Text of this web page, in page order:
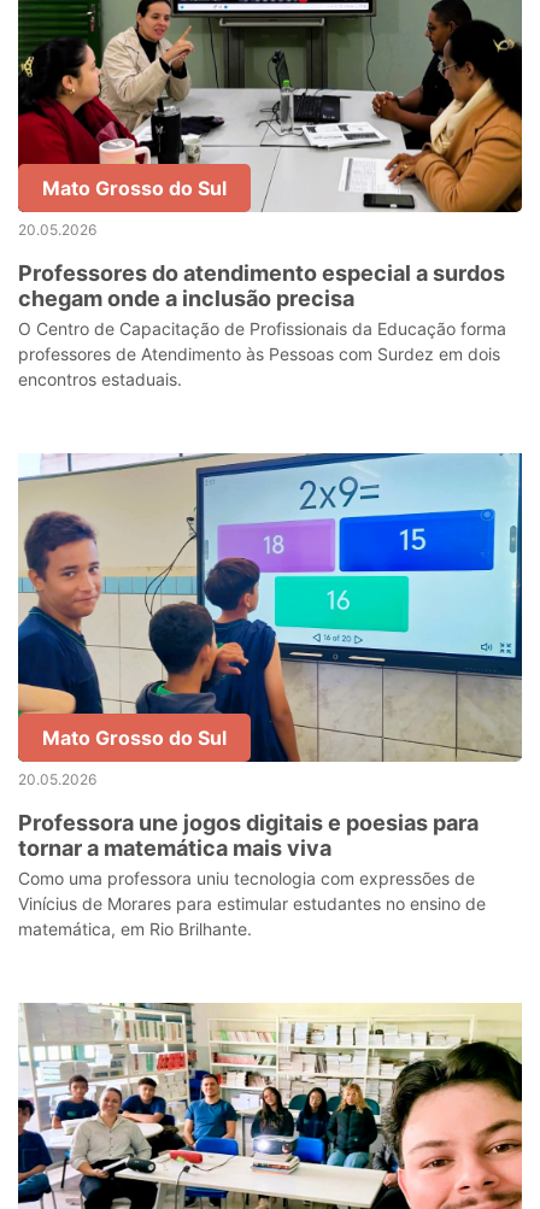
Mato Grosso do Sul
20.05.2026
Professores do atendimento especial a surdos
chegam onde a inclusão precisa
O Centro de Capacitação de Profissionais da Educação forma
professores de Atendimento às Pessoas com Surdez em dois
encontros estaduais.
Mato Grosso do Sul
20.05.2026
Professora une jogos digitais e poesias para
tornar a matemática mais viva
Como uma professora uniu tecnologia com expressões de
Vinícius de Morares para estimular estudantes no ensino de
matemática, em Rio Brilhante.